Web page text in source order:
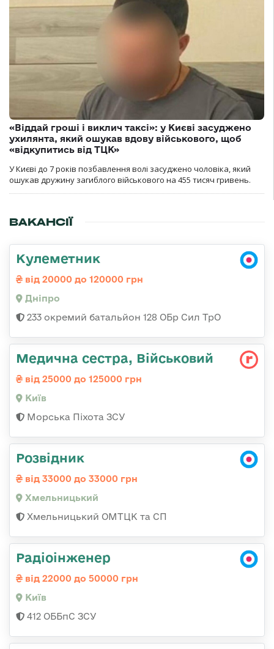
«Віддай гроші і виклич таксі»: у Києві засуджено
ухилянта, який ошукав вдову військового, щоб
«відкупитись від ТЦК»
У Києві до 7 років позбавлення волі засуджено чоловіка, який
ошукав дружину загиблого військового на 455 тисяч гривень.
ВАКАНСІЇ
Кулеметник
від 20000 до 120000 грн
Дніпро
233 окремий батальйон 128 ОБр Сил ТрО
Медична сестра, Військовий
від 25000 до 125000 грн
Київ
Морська Піхота ЗСУ
Розвідник
від 33000 до 33000 грн
Хмельницький
Хмельницький ОМТЦК та СП
Радіоінженер
від 22000 до 50000 грн
Київ
412 ОББпС ЗСУ